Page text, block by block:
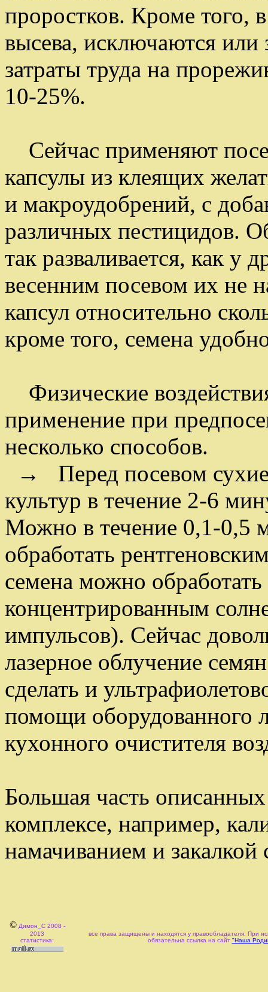
проростков. Кроме того,
высева, исключаются или
затраты труда на
10-25%.
Сейчас применяют
капсулы из клеящих
и макроудобрений, с
различных пестицидов.
так разваливается, как у
весенним посевом их не
капсул относительно
кроме того, семена
Физические
применение при
несколько способов.
→ Перед посевом
культур в течение 2-6
Можно в течение 0,1-0,5
обработать
семена можно
концентрированным
импульсов). Сейчас
лазерное облучение
сделать и
помощи оборудованного
кухонного очистителя
Большая часть
комплексе, например,
намачиванием и закалкой
©Димон_С 2008 -
2013
статистика:
все права защищены и находятся у правообладателя. При
обязательна ссылка на сайт "Наша